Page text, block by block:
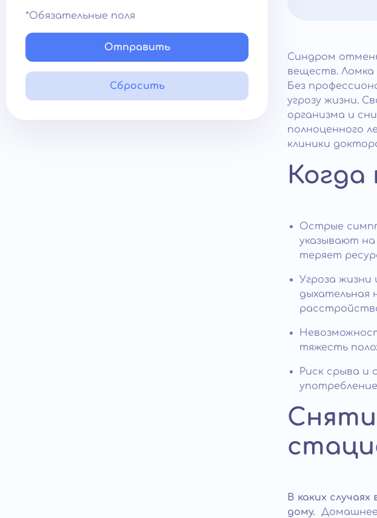
*Обязательные поля
Отправить
Сбросить
Синдром
веществ. Ломка
Без
угрозу жизни.
организма и
полноценного
клиники
Острые
указывают
теряет
Угроза жизни
дыхательная
тяжесть
Риск срыва и
В каких
дому. Домашнее